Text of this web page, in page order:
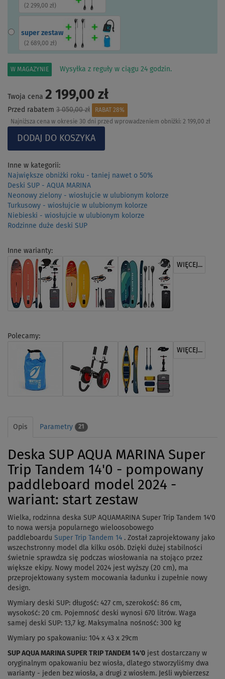
( 2 299,00 zł)
super zestaw
( 2 689,00 zł)
W MAGAZYNIE Wysyłka z reguły w ciągu 24 godzin.
Twoja cena 2 199,00 zł
Przed rabatem 3 050,00 zł
RABAT 28%
Najniższa cena w okresie 30 dni przed wprowadzeniem obniżki: 2 199,00 zł
Inne w kategorii:
Największe obniżki roku - taniej nawet o 50%
Deski SUP - AQUA MARINA
Neonowy zielony - wiosłujcie w ulubionym kolorze
Turkusowy - wiosłujcie w ulubionym kolorze
Niebieski - wiosłujcie w ulubionym kolorze
Rodzinne duże deski SUP
Inne warianty:
WIĘCEJ...
Polecamy:
WIĘCEJ...
Opis Parametry 21
Deska SUP AQUA MARINA Super
Trip Tandem 14'0 - pompowany
paddleboard model 2024 -
wariant: start zestaw
Wielka, rodzinna deska SUP AQUAMARINA Super Trip Tandem 14'0
to nowa wersja popularnego wieloosobowego
paddleboardu Super Trip Tandem 14 . Został zaprojektowany jako
wszechstronny model dla kilku osób. Dzięki dużej stabilności
świetnie sprawdza się podczas wiosłowania na stojąco przez
większe ekipy. Nowy model 2024 jest wyższy (20 cm), ma
przeprojektowany system mocowania ładunku i zupełnie nowy
design.
Wymiary deski SUP: długość: 427 cm, szerokość: 86 cm,
wysokość: 20 cm. Pojemność deski wynosi 670 litrów. Waga
samej deski SUP: 13,7 kg. Maksymalna nośność: 300 kg
Wymiary po spakowaniu: 104 x 43 x 29cm
SUP AQUA MARINA SUPER TRIP TANDEM 14'0 jest dostarczany w
oryginalnym opakowaniu bez wiosła, dlatego stworzyliśmy dwa
warianty - jeden bez wiosła, a drugi z wiosłem. Jeśli wybierzesz